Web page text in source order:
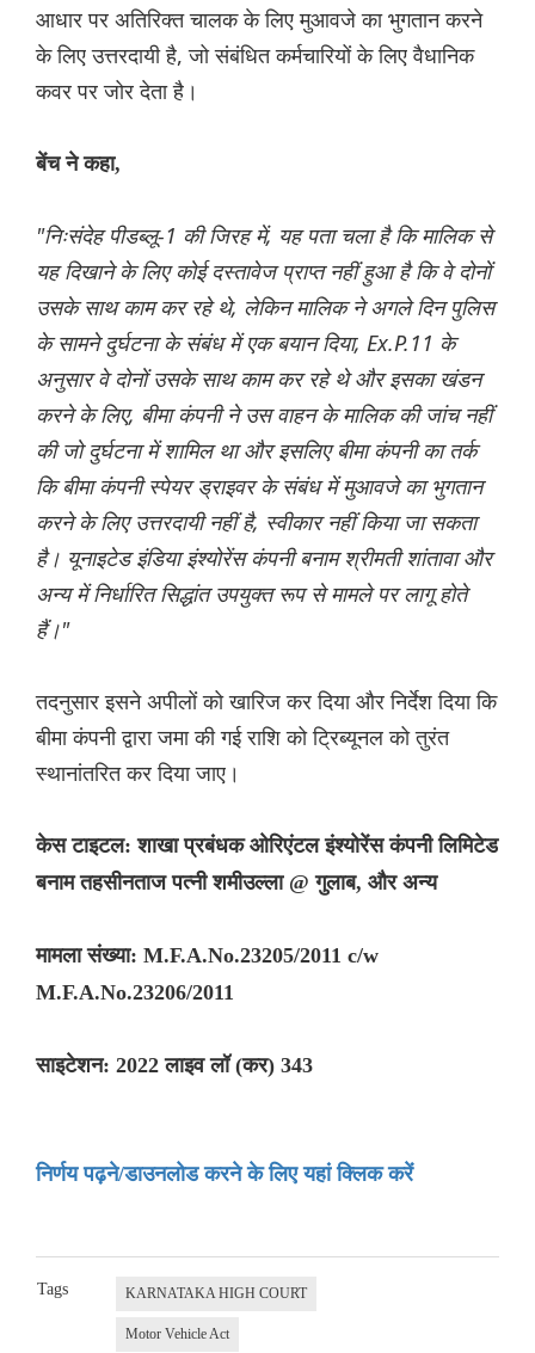
आधार पर अतिरिक्त चालक के लिए मुआवजे का भुगतान करने
के लिए उत्तरदायी है, जो संबंधित कर्मचारियों के लिए वैधानिक
कवर पर जोर देता है।
बेंच ने कहा,
"निःसंदेह पीडब्लू-1 की जिरह में, यह पता चला है कि मालिक से
यह दिखाने के लिए कोई दस्तावेज प्राप्त नहीं हुआ है कि वे दोनों
उसके साथ काम कर रहे थे, लेकिन मालिक ने अगले दिन पुलिस
के सामने दुर्घटना के संबंध में एक बयान दिया, Ex.P.11 के
अनुसार वे दोनों उसके साथ काम कर रहे थे और इसका खंडन
करने के लिए, बीमा कंपनी ने उस वाहन के मालिक की जांच नहीं
की जो दुर्घटना में शामिल था और इसलिए बीमा कंपनी का तर्क
कि बीमा कंपनी स्पेयर ड्राइवर के संबंध में मुआवजे का भुगतान
करने के लिए उत्तरदायी नहीं है, स्वीकार नहीं किया जा सकता
है। यूनाइटेड इंडिया इंश्योरेंस कंपनी बनाम श्रीमती शांतावा और
अन्य में निर्धारित सिद्धांत उपयुक्त रूप से मामले पर लागू होते
हैं।"
तदनुसार इसने अपीलों को खारिज कर दिया और निर्देश दिया कि
बीमा कंपनी द्वारा जमा की गई राशि को ट्रिब्यूनल को तुरंत
स्थानांतरित कर दिया जाए।
केस टाइटल: शाखा प्रबंधक ओरिएंटल इंश्योरेंस कंपनी लिमिटेड
बनाम तहसीनताज पत्नी शमीउल्ला @ गुलाब, और अन्य
मामला संख्या: M.F.A.No.23205/2011 c/w
M.F.A.No.23206/2011
साइटेशन: 2022 लाइव लॉ (कर) 343
निर्णय पढ़ने/डाउनलोड करने के लिए यहां क्लिक करें
Tags KARNATAKA HIGH COURT
Motor Vehicle Act